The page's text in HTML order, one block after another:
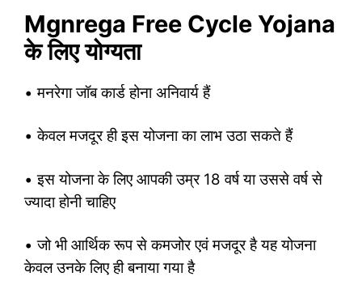
Mgnrega Free Cycle Yojana
के लिए योग्यता
• मनरेगा जॉब कार्ड होना अनिवार्य हैं
• केवल मजदूर ही इस योजना का लाभ उठा सकते हैं
• इस योजना के लिए आपकी उम्र 18 वर्ष या उससे वर्ष से
ज्यादा होनी चाहिए
• जो भी आर्थिक रूप से कमजोर एवं मजदूर है यह योजना
केवल उनके लिए ही बनाया गया है